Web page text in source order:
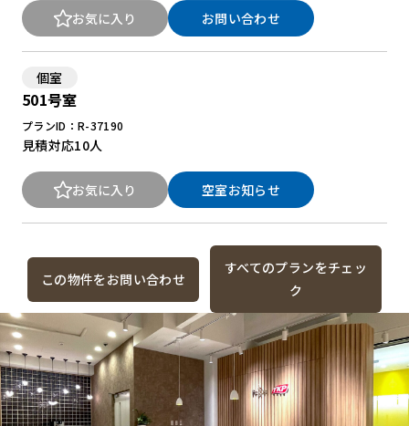
お気に入り お問い合わせ
個室
501号室
プランID：R-37190
見積対応10人
お気に入り 空室お知らせ
この物件をお問い合わせ
すべてのプランをチェッ
ク